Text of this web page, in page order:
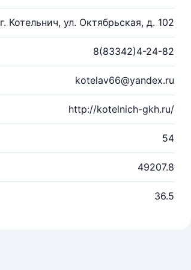
г. Котельнич, ул. Октябрьская, д. 102
8(83342)4-24-82
kotelav66@yandex.ru
http://kotelnich-gkh.ru/
54
49207.8
36.5